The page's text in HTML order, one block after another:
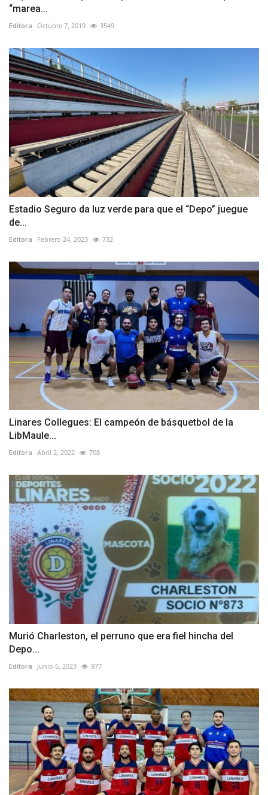
“marea...
Editora Octubre 7, 2019 3549
Estadio Seguro da luz verde para que el “Depo” juegue
de...
Editora Febrero 24, 2023 732
Linares Collegues: El campeón de básquetbol de la
LibMaule...
Editora Abril 2, 2022 708
Murió Charleston, el perruno que era fiel hincha del
Depo...
Editora Junio 6, 2023 977